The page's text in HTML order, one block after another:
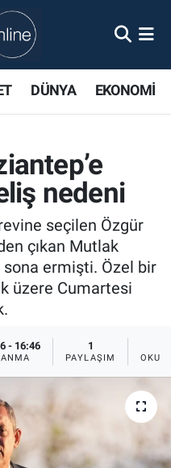
DÜNYA EKONOMİ
nedeni
seçilen Özgür
çıkan Mutlak
sona ermişti. Özel bir
üzere Cumartesi
- 16:46 1
PAYLAŞIM